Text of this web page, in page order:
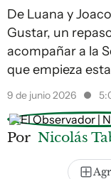
De Luana y
Gustar, un
acompañar a la
que empieza
9 de junio 2026
Por Nicolás